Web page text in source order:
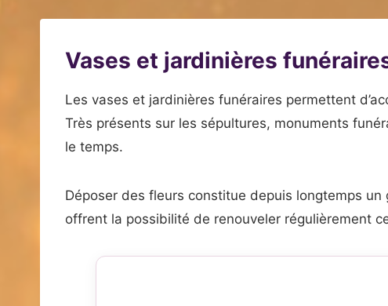
Vases et jardinières
Les vases et jardinières funéraires permettent
Très présents sur les sépultures, monuments
le temps.
Déposer des fleurs constitue depuis longtemps
offrent la possibilité de renouveler régulièrement